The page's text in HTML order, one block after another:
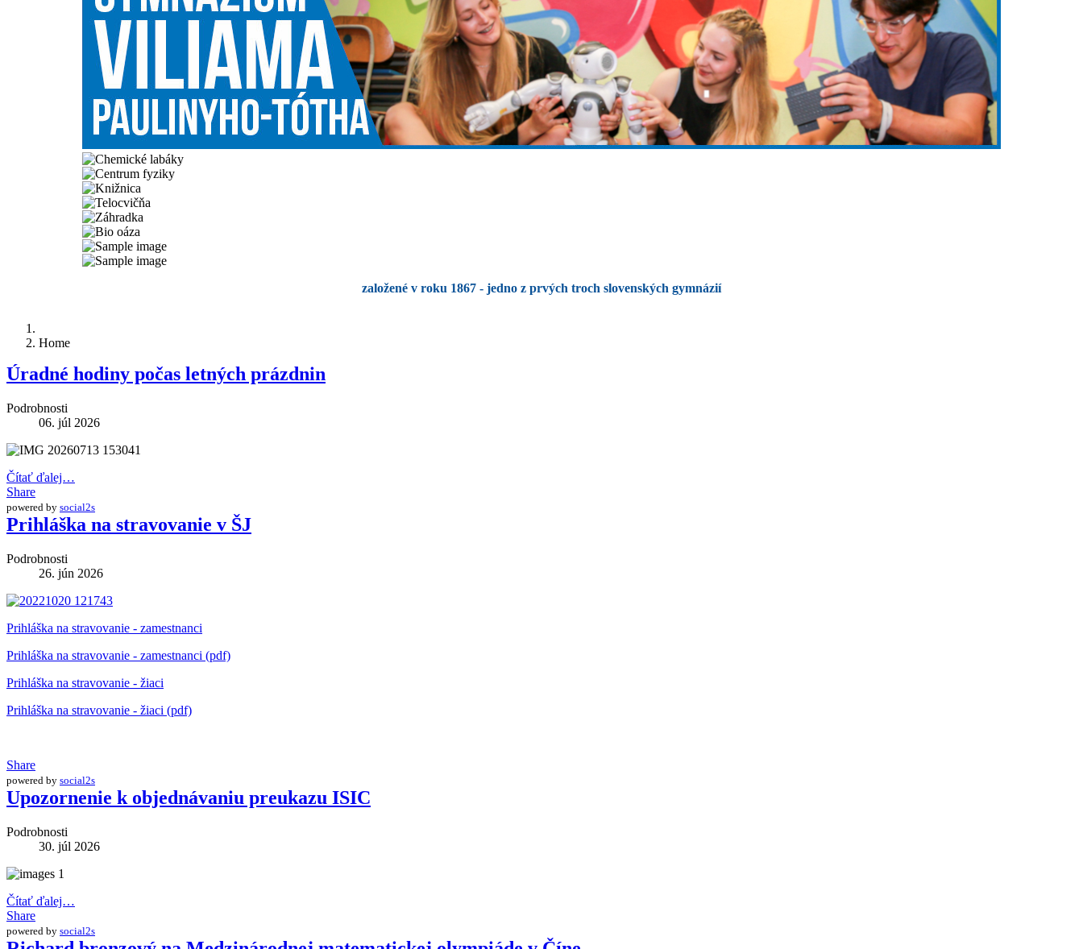
založené v roku 1867 - jedno z prvých troch slovenských gymnázií
Home
Úradné hodiny počas letných prázdnin
Podrobnosti
06. júl 2026
Čítať ďalej…
Share
powered by social2s
Prihláška na stravovanie v ŠJ
Podrobnosti
26. jún 2026
Prihláška na stravovanie - zamestnanci
Prihláška na stravovanie - zamestnanci (pdf)
Prihláška na stravovanie - žiaci
Prihláška na stravovanie - žiaci (pdf)
Share
powered by social2s
Upozornenie k objednávaniu preukazu ISIC
Podrobnosti
30. júl 2026
Čítať ďalej…
Share
powered by social2s